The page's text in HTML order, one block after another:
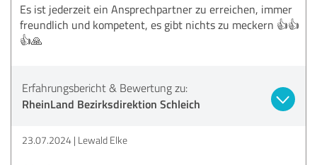
Es ist jederzeit ein Ansprechpartner zu erreichen, immer
freundlich und kompetent, es gibt nichts zu meckern 👍👍
👍🙏
Erfahrungsbericht & Bewertung zu:
RheinLand Bezirksdirektion Schleich
23.07.2024 Lewald Elke